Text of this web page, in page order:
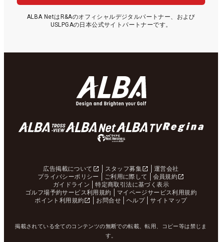
ALBA NetはR&Aのオフィシャルデジタルパートナー、および
USLPGAの日本公式サイトパートナーです。
広告掲載について スタッフ募集
運営会社
プライバシーポリシー
ご利用に際して
会員規約
ガイドライン
特定商取引法に基づく表示
ゴルフ場予約サービス利用規約
マイページサービス利用規約
ポイント利用規約
お問合せ ヘルプ サイトマップ
掲載されている全てのコンテンツの無断での転載、転用、コピー等は禁じま
す。